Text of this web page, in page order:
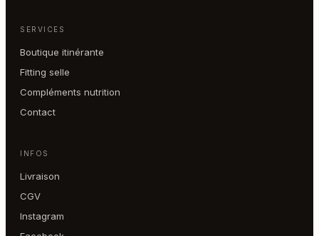
SERVICES
Boutique itinérante
Fitting selle
Compléments nutrition
Contact
INFOS
Livraison
CGV
Instagram